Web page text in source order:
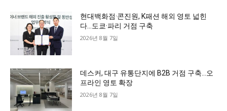
현대백화점·콘진원, K패션 해외 영토 넓힌
다…도쿄·파리 거점 구축
2026년 8월 7일
데스커, 대구 유통단지에 B2B 거점 구축…오
프라인 영토 확장
2026년 8월 7일